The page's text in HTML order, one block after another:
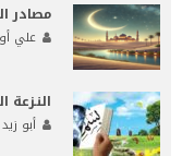
مصادر
علي
أبو